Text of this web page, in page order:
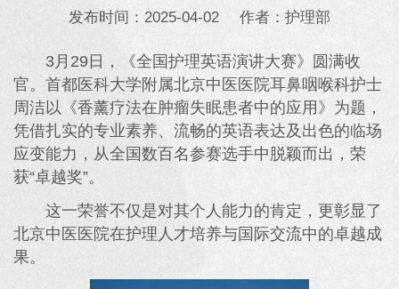
发布时间：2025-04-02 作者：护理部
3月29日，《全国护理英语演讲大赛》圆满收
官。首都医科大学附属北京中医医院耳鼻咽喉科护士
周洁以《香薰疗法在肿瘤失眠患者中的应用》为题，
凭借扎实的专业素养、流畅的英语表达及出色的临场
应变能力，从全国数百名参赛选手中脱颖而出，荣
获“卓越奖”。
这一荣誉不仅是对其个人能力的肯定，更彰显了
北京中医医院在护理人才培养与国际交流中的卓越成
果。